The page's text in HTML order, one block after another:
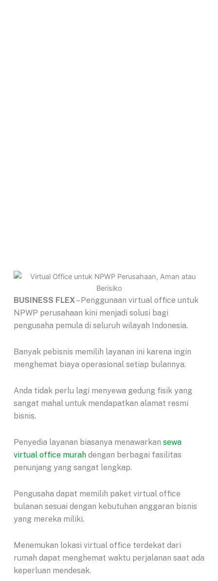
BUSINESS FLEX– Penggunaan virtual office untuk
NPWP perusahaan kini menjadi solusi bagi
pengusaha pemula di seluruh wilayah Indonesia.
Banyak pebisnis memilih layanan ini karena ingin
menghemat biaya operasional setiap bulannya.
Anda tidak perlu lagi menyewa gedung fisik yang
sangat mahal untuk mendapatkan alamat resmi
bisnis.
Penyedia layanan biasanya menawarkan sewa
virtual office murahdengan berbagai fasilitas
penunjang yang sangat lengkap.
Pengusaha dapat memilih paket virtual office
bulanan sesuai dengan kebutuhan anggaran bisnis
yang mereka miliki.
Menemukan lokasi virtual office terdekat dari
rumah dapat menghemat waktu perjalanan saat ada
keperluan mendesak.